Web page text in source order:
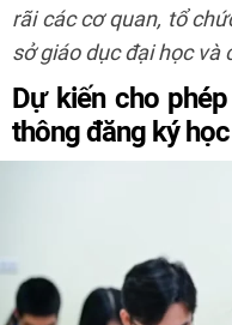
rãi các cơ quan, tổ
sở giáo dục đại học và
Dự kiến cho
thông đăng ký